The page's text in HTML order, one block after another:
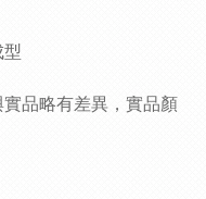
型
實品略有差異，實品顏